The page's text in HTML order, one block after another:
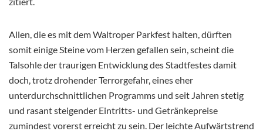
Allen, die es mit dem Waltroper Parkfest halten, dürften
somit einige Steine vom Herzen gefallen sein, scheint die
Talsohle der traurigen Entwicklung des Stadtfestes damit
doch, trotz drohender Terrorgefahr, eines eher
unterdurchschnittlichen Programms und seit Jahren stetig
und rasant steigender Eintritts- und Getränkepreise
zumindest vorerst erreicht zu sein. Der leichte Aufwärtstrend